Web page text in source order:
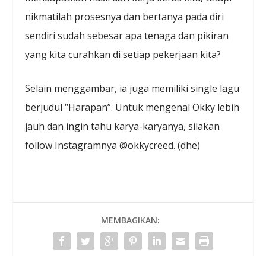
nikmatilah prosesnya dan bertanya pada diri
sendiri sudah sebesar apa tenaga dan pikiran
yang kita curahkan di setiap pekerjaan kita?
Selain menggambar, ia juga memiliki single lagu
berjudul “Harapan”. Untuk mengenal Okky lebih
jauh dan ingin tahu karya-karyanya, silakan
follow Instagramnya @okkycreed. (dhe)
MEMBAGIKAN: